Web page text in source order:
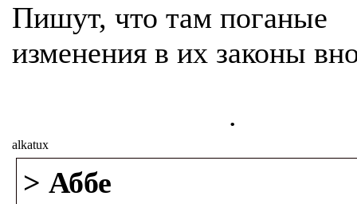
Пишут, что там поганые
изменения в их законы
.
alkatux
> Аббе